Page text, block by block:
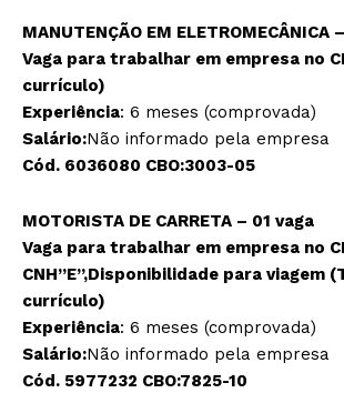
MANUTENÇÃO EM ELETROMECÂNICA
Vaga para trabalhar em empresa no
currículo)
Experiência: 6 meses (comprovada)
Salário:Não informado pela empresa
Cód. 6036080 CBO:3003-05
MOTORISTA DE CARRETA – 01 vaga
Vaga para trabalhar em empresa no
CNH”E”,Disponibilidade para viagem
currículo)
Experiência: 6 meses (comprovada)
Salário:Não informado pela empresa
Cód. 5977232 CBO:7825-10